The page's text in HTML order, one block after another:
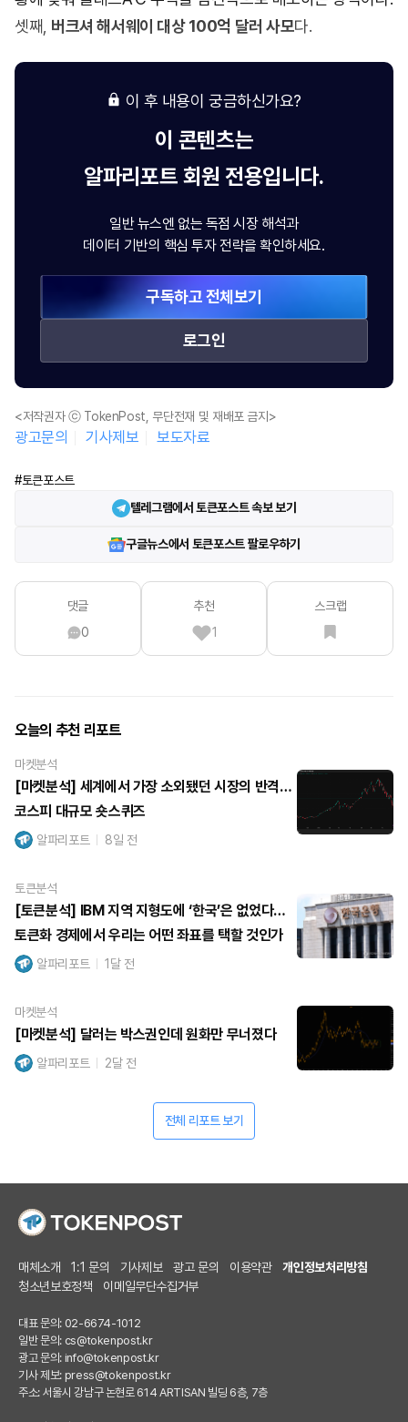
셋째, 버크셔 해서웨이 대상 100억 달러 사모다.
이 후 내용이 궁금하신가요?
이 콘텐츠는
알파리포트 회원 전용입니다.
일반 뉴스엔 없는 독점 시장 해석과
데이터 기반의 핵심 투자 전략을 확인하세요.
구독하고 전체보기
로그인
<저작권자 ⓒ TokenPost, 무단전재 및 재배포 금지>
광고문의 기사제보 보도자료
#토큰포스트
텔레그램에서 토큰포스트 속보 보기
구글뉴스에서 토큰포스트 팔로우하기
댓글
0
추천
1
스크랩
오늘의 추천 리포트
마켓분석
[마켓분석] 세계에서 가장 소외됐던 시장의 반격…
코스피 대규모 숏스퀴즈
알파리포트 8일 전
토큰분석
[토큰분석] IBM 지역 지형도에 ‘한국’은 없었다…
토큰화 경제에서 우리는 어떤 좌표를 택할 것인가
알파리포트 1달 전
마켓분석
[마켓분석] 달러는 박스권인데 원화만 무너졌다
알파리포트 2달 전
전체 리포트 보기
매체소개 1:1 문의 기사제보 광고 문의 이용약관
개인정보처리방침
청소년보호정책
이메일무단수집거부
대표 문의: 02-6674-1012
일반 문의: cs@tokenpost.kr
광고 문의: info@tokenpost.kr
기사 제보: press@tokenpost.kr
주소: 서울시 강남구 논현로 614 ARTISAN 빌딩 6층, 7층